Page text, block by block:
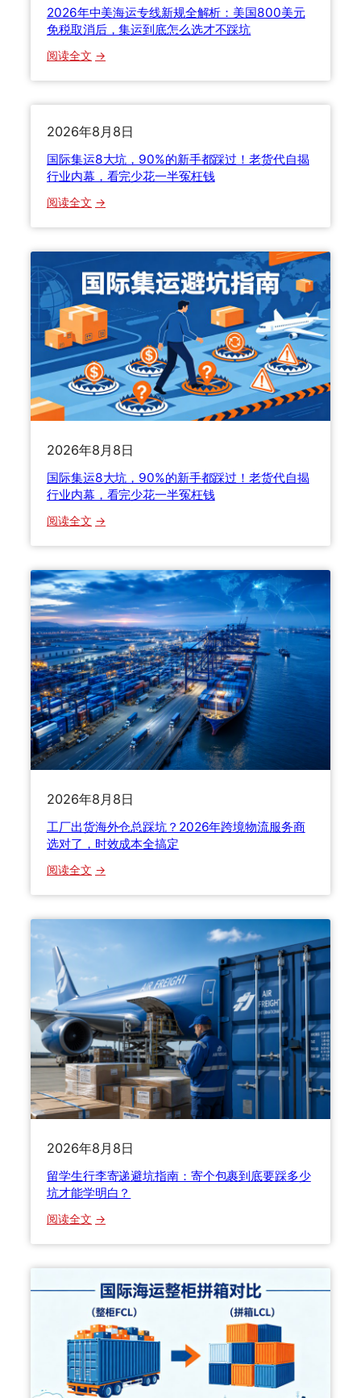
2026年中美海运专线新规全解析：美国800美元
免税取消后，集运到底怎么选才不踩坑
阅读全文 ：
6
中
美
海
线
新
规
全
解
析
：
美
国
0
美
元
免
消
后
，
集
运
到
底
怎
么
选
才
踩
2026年8月8日
国际集运8大坑，90%的新手都踩过！老货代自揭
行业内幕，看完少花一半冤枉钱
阅读全文 ：
集
运
8
大
坑
，
9
0
%
的
新
都
踩
过
货
代
自
揭
行
业
内
幕
，
看
完
花
半
冤
枉
2026年8月8日
国际集运8大坑，90%的新手都踩过！老货代自揭
行业内幕，看完少花一半冤枉钱
阅读全文 ：
集
运
8
大
坑
，
9
0
%
的
新
都
过
！
老
揭
业
内
幕
，
看
完
少
花
半
冤
枉
2026年8月8日
工厂出货海外仓总踩坑？2026年跨境物流服务商
选对了，时效成本全搞定
阅读全文 ：
外
仓
总
踩
坑
？
2
0
6
跨
境
物
商
选
对
了
，
时
2026年8月8日
留学生行李寄递避坑指南：寄个包裹到底要踩多少
坑才能学明白？
阅读全文 ：
行
李
寄
递
避
坑